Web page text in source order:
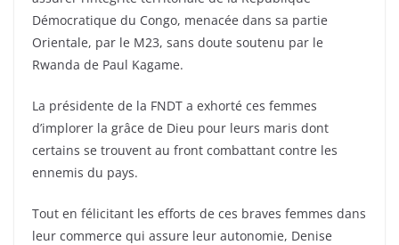
Démocratique du Congo, menacée dans sa partie
Orientale, par le M23, sans doute soutenu par le
Rwanda de Paul Kagame.
La présidente de la FNDT a exhorté ces femmes
d’implorer la grâce de Dieu pour leurs maris dont
certains se trouvent au front combattant contre les
ennemis du pays.
Tout en félicitant les efforts de ces braves femmes dans
leur commerce qui assure leur autonomie, Denise